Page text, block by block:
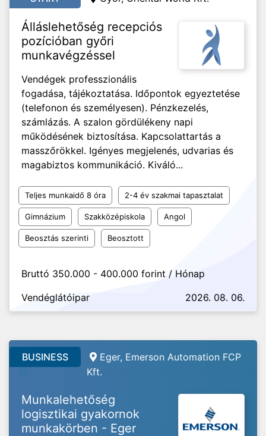
Álláslehetőség recepciós
pozícióban győri
munkavégzéssel
Vendégek professzionális
fogadása, tájékoztatása. Időpontok egyeztetése
(telefonon és személyesen). Pénzkezelés,
számlázás. A szalon gördülékeny napi
működésének biztosítása. Kapcsolattartás a
masszőrökkel. Igényes megjelenés, udvarias és
magabiztos kommunikáció. Kiváló...
Teljes munkaidő 8 óra 2-4 év szakmai tapasztalat
Gimnázium Szakközépiskola Angol
Beosztás szerinti Beosztott
Bruttó 350.000 - 400.000 forint / Hónap
Vendéglátóipar
2026. 08. 06.
BUSINESS
Eger, Emerson Automation FCP
Kft.
Munkalehetőség
logisztikai gyakornok
munkakörben - Eger